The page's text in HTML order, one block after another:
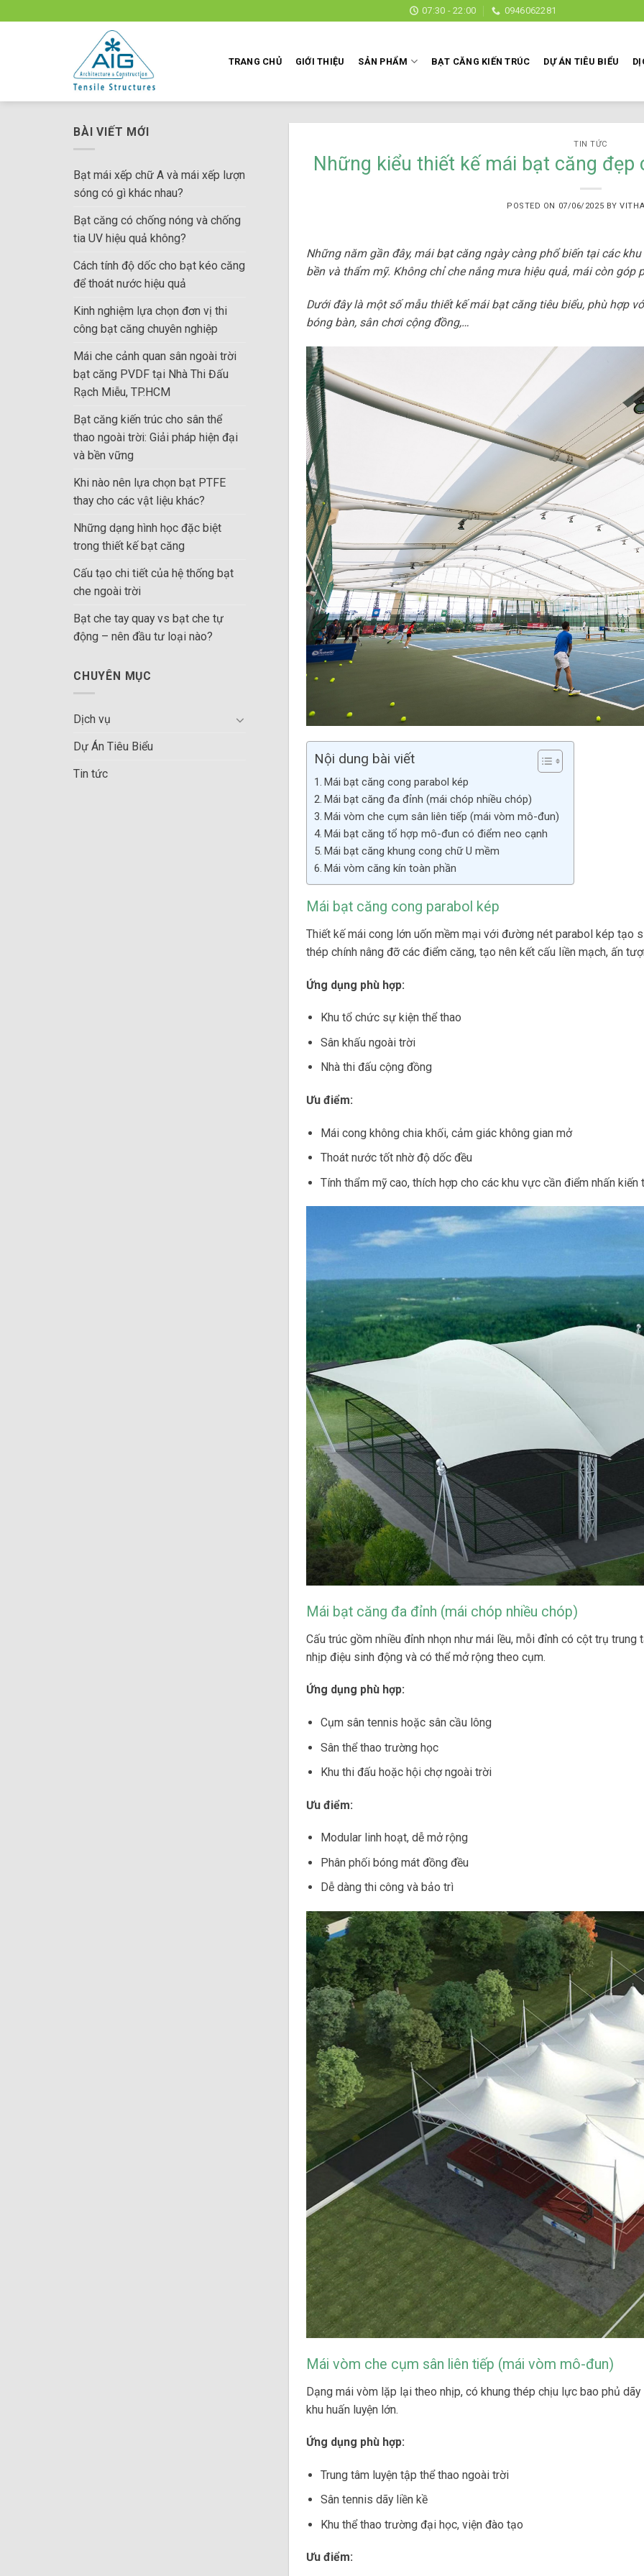
to
07:30 - 22:00 0946062281
TRANG CHỦ GIỚI THIỆU SẢN PHẨM BẠT CĂNG KIẾN TRÚC DỰ ÁN TIÊU BIỂU
BÀI VIẾT MỚI
Bạt mái xếp chữ A và mái xếp lượn
sóng có gì khác nhau?
Bạt căng có chống nóng và chống
tia UV hiệu quả không?
Cách tính độ dốc cho bạt kéo căng
để thoát nước hiệu quả
Kinh nghiệm lựa chọn đơn vị thi
công bạt căng chuyên nghiệp
Mái che cảnh quan sân ngoài trời
bạt căng PVDF tại Nhà Thi Đấu
Rạch Miễu, TP.HCM
Bạt căng kiến trúc cho sân thể
thao ngoài trời: Giải pháp hiện đại
và bền vững
Khi nào nên lựa chọn bạt PTFE
thay cho các vật liệu khác?
Những dạng hình học đặc biệt
trong thiết kế bạt căng
Cấu tạo chi tiết của hệ thống bạt
che ngoài trời
Bạt che tay quay vs bạt che tự
động – nên đầu tư loại nào?
CHUYÊN MỤC
Dịch vụ
Dự Án Tiêu Biểu
Tin tức
TIN TỨC
Những kiểu thiết kế mái bạt căng
POSTED ON 07/06/2025 BY
Những năm gần đây, máibạt căngngày càng phổ biến tại các
bền và thẩm mỹ. Không chỉ che nắng mưa hiệu quả, mái còn góp
Dưới đây là một số mẫu thiết kế mái bạt căng tiêu biểu, phù hợp
bóng bàn, sân chơi cộng đồng,…
Nội dung bài viết
Mái bạt căng cong parabol kép
Mái bạt căng đa đỉnh (mái chóp nhiều chóp)
Mái vòm che cụm sân liên tiếp (mái vòm mô-đun)
Mái bạt căng tổ hợp mô-đun có điểm neo cạnh
Mái bạt căng khung cong chữ U mềm
Mái vòm căng kín toàn phần
Mái bạt căng cong parabol kép
Thiết kế mái cong lớn uốn mềm mại với đường nét parabol kép tạo
thép chính nâng đỡ các điểm căng, tạo nên kết cấu liền mạch, ấn
Ứng dụng phù hợp:
Khu tổ chức sự kiện thể thao
Sân khấu ngoài trời
Nhà thi đấu cộng đồng
Ưu điểm:
Mái cong không chia khối, cảm giác không gian mở
Thoát nước tốt nhờ độ dốc đều
Tính thẩm mỹ cao, thích hợp cho các khu vực cần điểm nhấn kiến
Mái bạt căng đa đỉnh (mái chóp nhiều chóp)
Cấu trúc gồm nhiều đỉnh nhọn như mái lều, mỗi đỉnh có cột trụ trung
nhịp điệu sinh động và có thể mở rộng theo cụm.
Ứng dụng phù hợp:
Cụm sân tennis hoặc sân cầu lông
Sân thể thao trường học
Khu thi đấu hoặc hội chợ ngoài trời
Ưu điểm:
Modular linh hoạt, dễ mở rộng
Phân phối bóng mát đồng đều
Dễ dàng thi công và bảo trì
Mái vòm che cụm sân liên tiếp (mái vòm mô-đun)
Dạng mái vòm lặp lại theo nhịp, có khung thép chịu lực bao phủ
khu huấn luyện lớn.
Ứng dụng phù hợp:
Trung tâm luyện tập thể thao ngoài trời
Sân tennis dãy liền kề
Khu thể thao trường đại học, viện đào tạo
Ưu điểm: